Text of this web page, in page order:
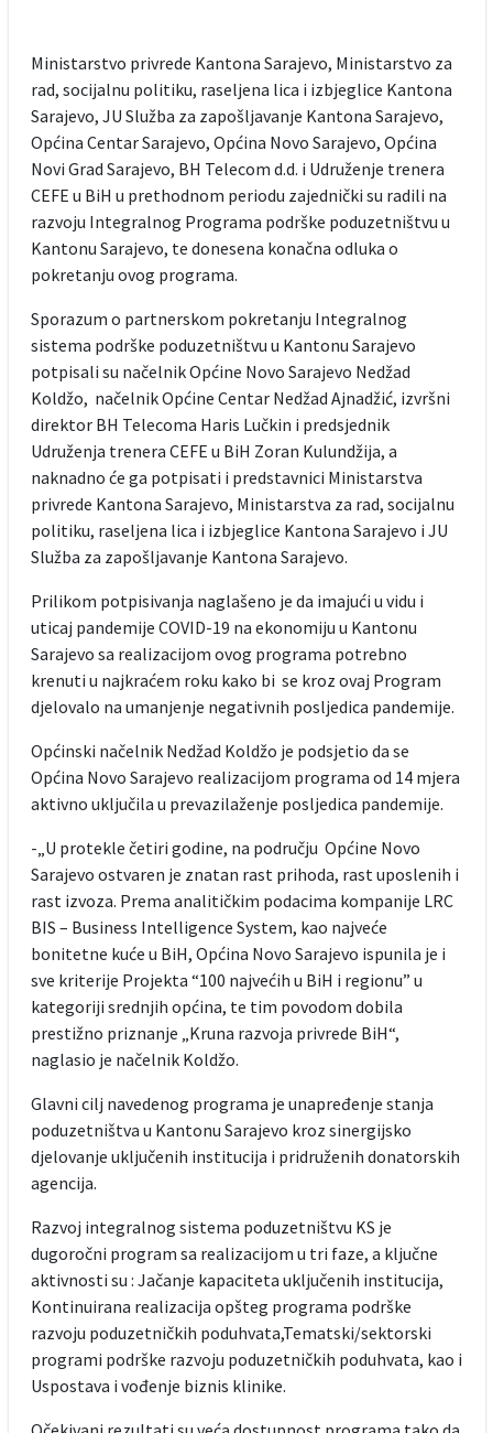
Ministarstvo privrede Kantona Sarajevo, Ministarstvo za
rad, socijalnu politiku, raseljena lica i izbjeglice Kantona
Sarajevo, JU Služba za zapošljavanje Kantona Sarajevo,
Općina Centar Sarajevo, Općina Novo Sarajevo, Općina
Novi Grad Sarajevo, BH Telecom d.d. i Udruženje trenera
CEFE u BiH u prethodnom periodu zajednički su radili na
razvoju Integralnog Programa podrške poduzetništvu u
Kantonu Sarajevo, te donesena konačna odluka o
pokretanju ovog programa.
Sporazum o partnerskom pokretanju Integralnog
sistema podrške poduzetništvu u Kantonu Sarajevo
potpisali su načelnik Općine Novo Sarajevo Nedžad
Koldžo, načelnik Općine Centar Nedžad Ajnadžić, izvršni
direktor BH Telecoma Haris Lučkin i predsjednik
Udruženja trenera CEFE u BiH Zoran Kulundžija, a
naknadno će ga potpisati i predstavnici Ministarstva
privrede Kantona Sarajevo, Ministarstva za rad, socijalnu
politiku, raseljena lica i izbjeglice Kantona Sarajevo i JU
Služba za zapošljavanje Kantona Sarajevo.
Prilikom potpisivanja naglašeno je da imajući u vidu i
uticaj pandemije COVID-19 na ekonomiju u Kantonu
Sarajevo sa realizacijom ovog programa potrebno
krenuti u najkraćem roku kako bi se kroz ovaj Program
djelovalo na umanjenje negativnih posljedica pandemije.
Općinski načelnik Nedžad Koldžo je podsjetio da se
Općina Novo Sarajevo realizacijom programa od 14 mjera
aktivno uključila u prevazilaženje posljedica pandemije.
-„U protekle četiri godine, na području Općine Novo
Sarajevo ostvaren je znatan rast prihoda, rast uposlenih i
rast izvoza. Prema analitičkim podacima kompanije LRC
BIS – Business Intelligence System, kao najveće
bonitetne kuće u BiH, Općina Novo Sarajevo ispunila je i
sve kriterije Projekta “100 najvećih u BiH i regionu” u
kategoriji srednjih općina, te tim povodom dobila
prestižno priznanje „Kruna razvoja privrede BiH“,
naglasio je načelnik Koldžo.
Glavni cilj navedenog programa je unapređenje stanja
poduzetništva u Kantonu Sarajevo kroz sinergijsko
djelovanje uključenih institucija i pridruženih donatorskih
agencija.
Razvoj integralnog sistema poduzetništvu KS je
dugoročni program sa realizacijom u tri faze, a ključne
aktivnosti su : Jačanje kapaciteta uključenih institucija,
Kontinuirana realizacija opšteg programa podrške
razvoju poduzetničkih poduhvata,Tematski/sektorski
programi podrške razvoju poduzetničkih poduhvata, kao i
Uspostava i vođenje biznis klinike.